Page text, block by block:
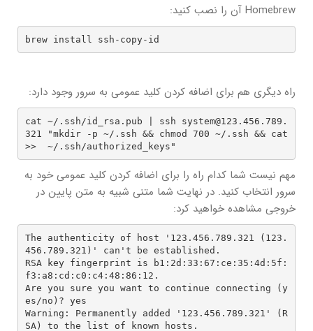
Homebrew آن را نصب کنید:
brew install ssh-copy-id
راه دیگری هم برای اضافه کردن کلید عمومی به سرور وجود دارد:
cat ~/.ssh/id_rsa.pub | ssh system@123.456.789.
321 "mkdir -p ~/.ssh && chmod 700 ~/.ssh && cat
>>  ~/.ssh/authorized_keys"
مهم نیست شما کدام راه را برای اضافه کردن کلید عمومی خود به
سرور انتخاب کنید. در نهایت شما متنی شبیه به متن پایین در
خروجی مشاهده خواهید کرد:
The authenticity of host '123.456.789.321 (123.
456.789.321)' can't be established.
RSA key fingerprint is b1:2d:33:67:ce:35:4d:5f:
f3:a8:cd:c0:c4:48:86:12.
Are you sure you want to continue connecting (y
es/no)? yes
Warning: Permanently added '123.456.789.321' (R
SA) to the list of known hosts.